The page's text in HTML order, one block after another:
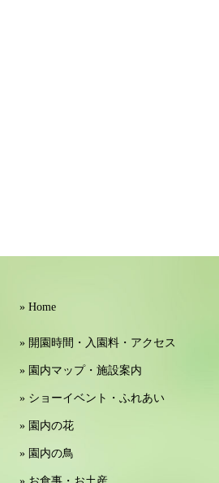
» Home
» 開園時間・入園料・アクセス
» 園内マップ・施設案内
» ショーイベント・ふれあい
» 園内の花
» 園内の鳥